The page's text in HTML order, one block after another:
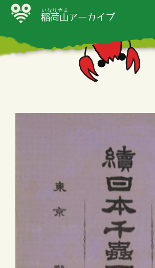
稲荷山
いなりやま
アーカイブ